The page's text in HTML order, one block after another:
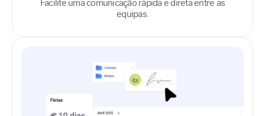
equipas.